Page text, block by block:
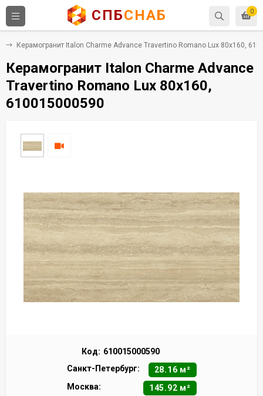
0
СПБСНАБ
Керамогранит Italon Charme Advance Travertino Romano Lux 80x160,
Керамогранит Italon Charme Advance
Travertino Romano Lux 80x160,
610015000590
Код: 610015000590
Санкт-Петербург:
28.16 м²
Москва:
145.92 м²